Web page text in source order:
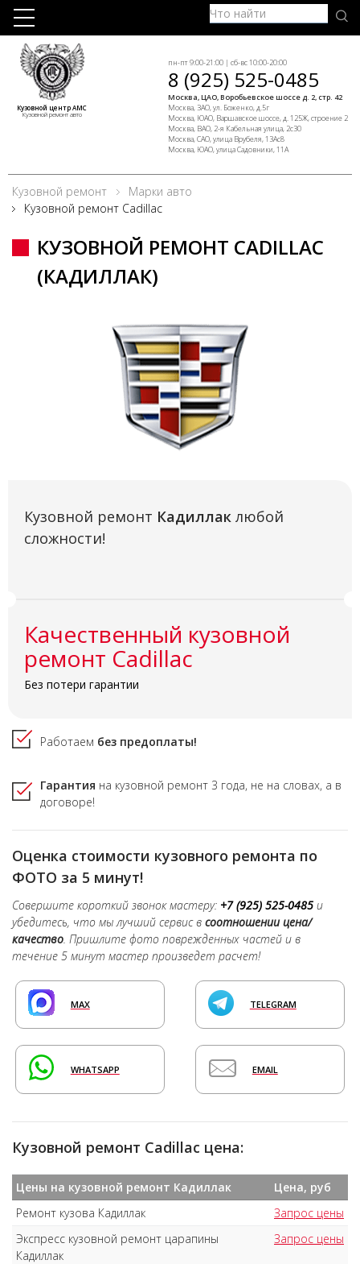
Кузовной центр АМС
Кузовной ремонт авто
пн-пт 9:00-21:00 | сб-вс 10:00-20:00
8 (925) 525-0485
Москва, ЦАО, Воробьевское шоссе д. 2, стр. 42
Москва, ЗАО, ул. Боженко, д.5г
Москва, ЮАО, Варшавское шоссе, д. 125Ж, строение 2
Москва, ВАО, 2-я Кабельная улица, 2с30
Москва, САО, улица Врубеля, 13Ас8
Москва, ЮАО, улица Садовники, 11А
Кузовной ремонт
Марки авто
Кузовной ремонт Cadillac
КУЗОВНОЙ РЕМОНТ CADILLAC
(КАДИЛЛАК)
Кузовной ремонт Кадиллак любой
сложности!
Качественный кузовной
ремонт Cadillac
Без потери гарантии
Работаем без предоплаты!
Гарантия на кузовной ремонт 3 года, не на словах, а в
договоре!
Оценка стоимости кузовного ремонта по
ФОТО за 5 минут!
Совершите короткий звонок мастеру: +7 (925) 525-0485 и
убедитесь, что мы лучший сервис в соотношении цена/
качество. Пришлите фото поврежденных частей и в
течение 5 минут мастер произведет расчет!
MAX TELEGRAM
WHATSAPP EMAIL
Кузовной ремонт Cadillac цена:
Цены на кузовной ремонт Кадиллак
Цена, руб
Ремонт кузова Кадиллак
Запрос цены
Экспресс кузовной ремонт царапины
Кадиллак
Запрос цены